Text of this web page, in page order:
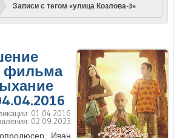
Записи с тегом «улица Козлова-3»
фильма
01.04.2016
02.09.2023
Иван